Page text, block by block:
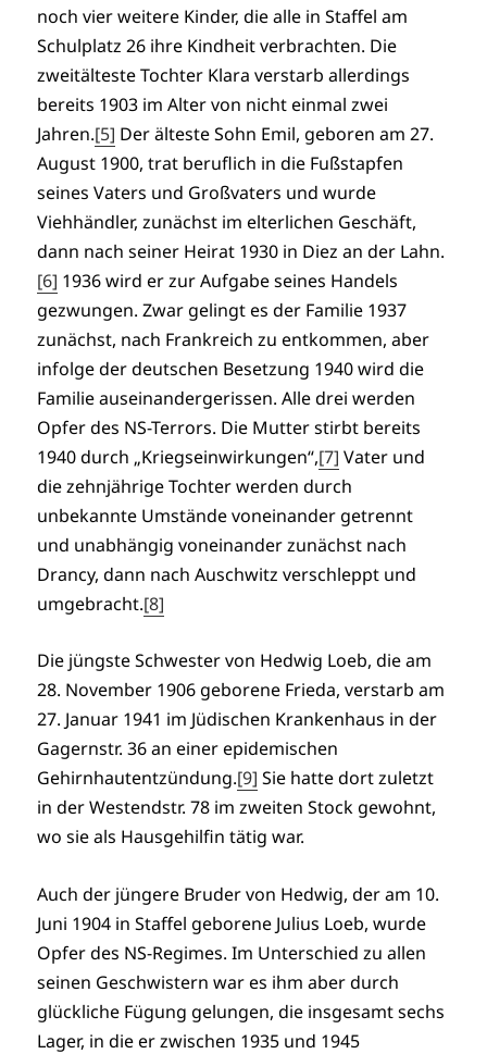
noch vier weitere Kinder, die alle in Staffel am
Schulplatz 26 ihre Kindheit verbrachten. Die
zweitälteste Tochter Klara verstarb allerdings
bereits 1903 im Alter von nicht einmal zwei
Jahren.[5] Der älteste Sohn Emil, geboren am 27.
August 1900, trat beruflich in die Fußstapfen
seines Vaters und Großvaters und wurde
Viehhändler, zunächst im elterlichen Geschäft,
dann nach seiner Heirat 1930 in Diez an der Lahn.
[6] 1936 wird er zur Aufgabe seines Handels
gezwungen. Zwar gelingt es der Familie 1937
zunächst, nach Frankreich zu entkommen, aber
infolge der deutschen Besetzung 1940 wird die
Familie auseinandergerissen. Alle drei werden
Opfer des NS-Terrors. Die Mutter stirbt bereits
1940 durch „Kriegseinwirkungen“,[7] Vater und
die zehnjährige Tochter werden durch
unbekannte Umstände voneinander getrennt
und unabhängig voneinander zunächst nach
Drancy, dann nach Auschwitz verschleppt und
umgebracht.[8]
Die jüngste Schwester von Hedwig Loeb, die am
28. November 1906 geborene Frieda, verstarb am
27. Januar 1941 im Jüdischen Krankenhaus in der
Gagernstr. 36 an einer epidemischen
Gehirnhautentzündung.[9] Sie hatte dort zuletzt
in der Westendstr. 78 im zweiten Stock gewohnt,
wo sie als Hausgehilfin tätig war.
Auch der jüngere Bruder von Hedwig, der am 10.
Juni 1904 in Staffel geborene Julius Loeb, wurde
Opfer des NS-Regimes. Im Unterschied zu allen
seinen Geschwistern war es ihm aber durch
glückliche Fügung gelungen, die insgesamt sechs
Lager, in die er zwischen 1935 und 1945